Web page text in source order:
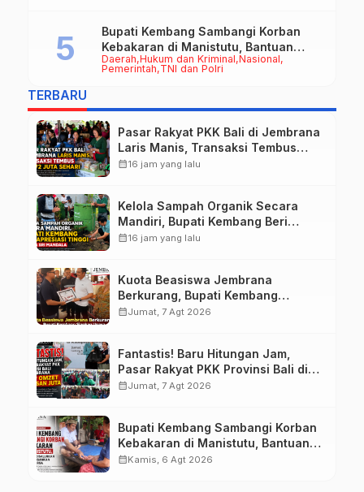
Daerah Hukum dan Kriminal Nasional
Pemerintah TNI dan Polri
Bupati Kembang Sambangi Korban
Kebakaran di Manistutu, Bantuan
Disalurkan untuk Ringankan Beban
TERBARU
Pasar Rakyat PKK Bali di Jembrana
Laris Manis, Transaksi Tembus
Rp.672 Juta Sehari
calendar_month16 jam yang lalu
Kelola Sampah Organik Secara
Mandiri, Bupati Kembang Beri
Apresiasi Tinggi Warga Sri
calendar_month16 jam yang lalu
Kuota Beasiswa Jembrana
Berkurang, Bupati Kembang
Siapkan Upaya Penambahan di
calendar_monthJumat, 7 Agt 2026
Fantastis! Baru Hitungan Jam,
Pasar Rakyat PKK Provinsi Bali di
Jembrana Raup Omzet Ratusan
calendar_monthJumat, 7 Agt 2026
Bupati Kembang Sambangi Korban
Kebakaran di Manistutu, Bantuan
Disalurkan untuk Ringankan Beban
calendar_monthKamis, 6 Agt 2026